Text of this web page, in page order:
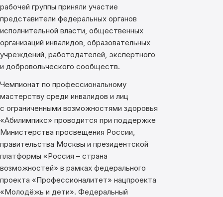
рабочей группы приняли участие
представители федеральных органов
исполнительной власти, общественных
организаций инвалидов, образовательных
учреждений, работодателей, экспертного
и добровольческого сообществ.
Чемпионат по профессиональному
мастерству среди инвалидов и лиц
с ограниченными возможностями здоровья
«Абилимпикс» проводится при поддержке
Министерства просвещения России,
правительства Москвы и президентской
платформы «Россия – страна
возможностей» в рамках федерального
проекта «Профессионалитет» нацпроекта
«Молодёжь и дети». Федеральный